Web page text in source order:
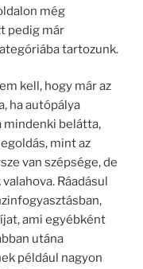
még
pedig már
tartozunk.
kell, hogy már az
ha autópálya
mindenki belátta,
mint az
van szépsége, de
Ráadásul
ami egyébként
utána
például nagyon